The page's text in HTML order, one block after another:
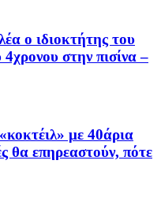
ο ιδιοκτήτης του
στην πισίνα –
με 40άρια
θα επηρεαστούν, πότε